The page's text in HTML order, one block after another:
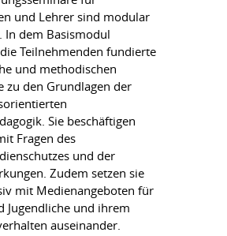
und Lehrer sind modular
In dem Basismodul
Teilnehmenden fundierte
und methodischen
zu den Grundlagen der
Sie beschäftigen
Fragen des
und der
Zudem setzen sie
mit Medienangeboten für
Jugendliche und ihrem
auseinander.